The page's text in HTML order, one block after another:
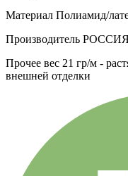
Материал Полиамид/
Производитель
Прочее вес 21 гр/м -
внешней отделки